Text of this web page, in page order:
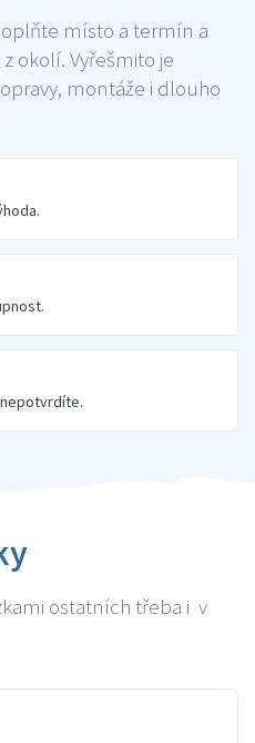
místo a termín a
okolí. Vyřešmito je
montáže i dlouho
ostatních třeba i v